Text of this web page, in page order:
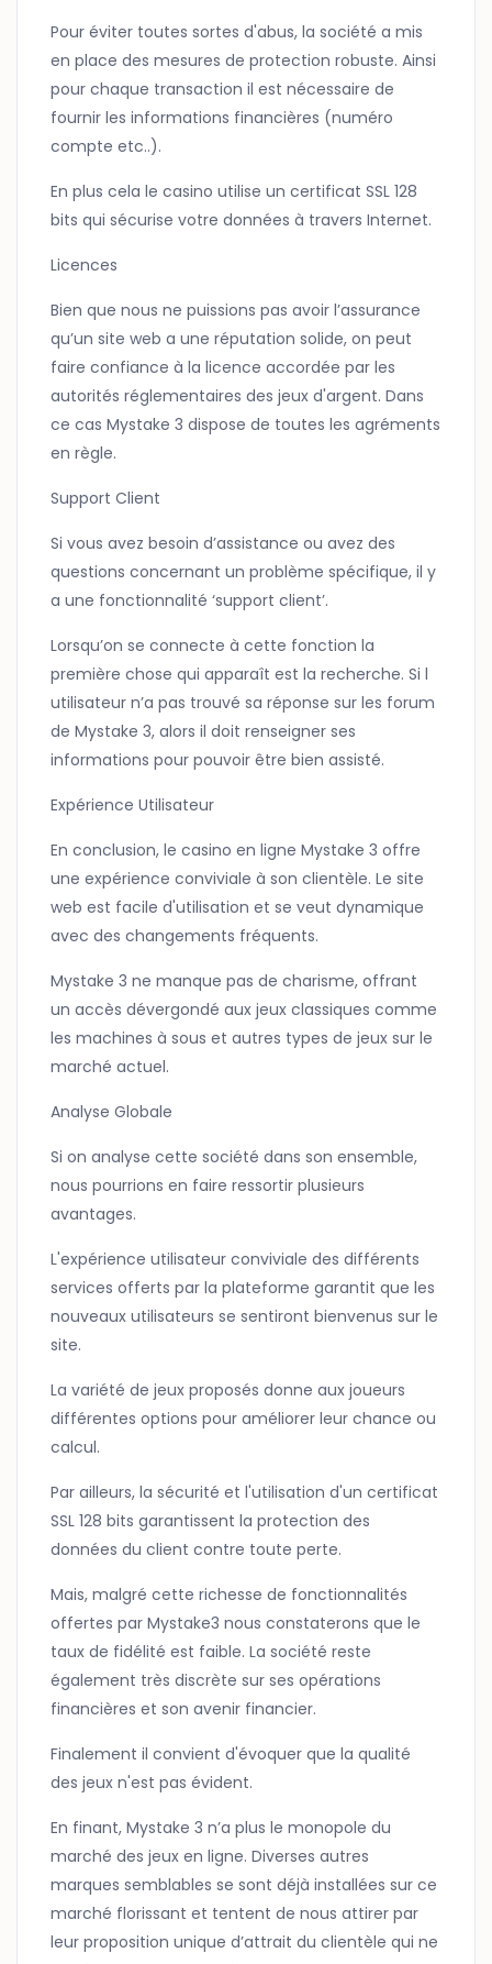
Pour éviter toutes sortes d'abus, la société a mis
en place des mesures de protection robuste. Ainsi
pour chaque transaction il est nécessaire de
fournir les informations financières (numéro
compte etc..).
En plus cela le casino utilise un certificat SSL 128
bits qui sécurise votre données à travers Internet.
Licences
Bien que nous ne puissions pas avoir l’assurance
qu’un site web a une réputation solide, on peut
faire confiance à la licence accordée par les
autorités réglementaires des jeux d'argent. Dans
ce cas Mystake 3 dispose de toutes les agréments
en règle.
Support Client
Si vous avez besoin d’assistance ou avez des
questions concernant un problème spécifique, il y
a une fonctionnalité ‘support client’.
Lorsqu’on se connecte à cette fonction la
première chose qui apparaît est la recherche. Si l
utilisateur n’a pas trouvé sa réponse sur les forum
de Mystake 3, alors il doit renseigner ses
informations pour pouvoir être bien assisté.
Expérience Utilisateur
En conclusion, le casino en ligne Mystake 3 offre
une expérience conviviale à son clientèle. Le site
web est facile d'utilisation et se veut dynamique
avec des changements fréquents.
Mystake 3 ne manque pas de charisme, offrant
un accès dévergondé aux jeux classiques comme
les machines à sous et autres types de jeux sur le
marché actuel.
Analyse Globale
Si on analyse cette société dans son ensemble,
nous pourrions en faire ressortir plusieurs
avantages.
L'expérience utilisateur conviviale des différents
services offerts par la plateforme garantit que les
nouveaux utilisateurs se sentiront bienvenus sur le
site.
La variété de jeux proposés donne aux joueurs
différentes options pour améliorer leur chance ou
calcul.
Par ailleurs, la sécurité et l'utilisation d'un certificat
SSL 128 bits garantissent la protection des
données du client contre toute perte.
Mais, malgré cette richesse de fonctionnalités
offertes par Mystake3 nous constaterons que le
taux de fidélité est faible. La société reste
également très discrète sur ses opérations
financières et son avenir financier.
Finalement il convient d'évoquer que la qualité
des jeux n'est pas évident.
En finant, Mystake 3 n’a plus le monopole du
marché des jeux en ligne. Diverses autres
marques semblables se sont déjà installées sur ce
marché florissant et tentent de nous attirer par
leur proposition unique d’attrait du clientèle qui ne